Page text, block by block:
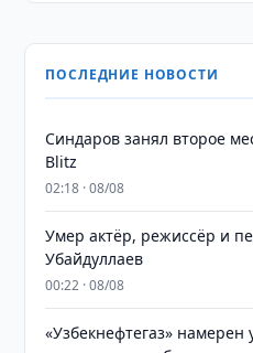
ПОСЛЕДНИЕ НОВОСТИ
Синдаров занял второе
Blitz
02:18 · 08/08
Умер актёр, режиссёр и
Убайдуллаев
00:22 · 08/08
«Узбекнефтегаз» намерен